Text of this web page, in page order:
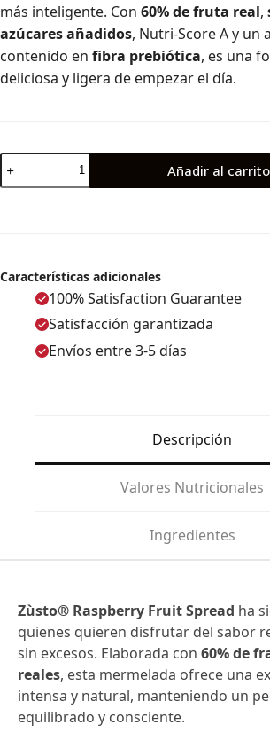
más inteligente. Con 60% de fruta real,
azúcares añadidos, Nutri-Score A y un
contenido en fibra prebiótica, es una
deliciosa y ligera de empezar el día.
Añadir al carrito
Características adicionales
100% Satisfaction Guarantee
Satisfacción garantizada
Envíos entre 3-5 días
Descripción
Valores Nutricionales
Ingredientes
Zùsto® Raspberry Fruit Spread ha
quienes quieren disfrutar del sabor
sin excesos. Elaborada con 60% de
reales, esta mermelada ofrece una
intensa y natural, manteniendo un
equilibrado y consciente.